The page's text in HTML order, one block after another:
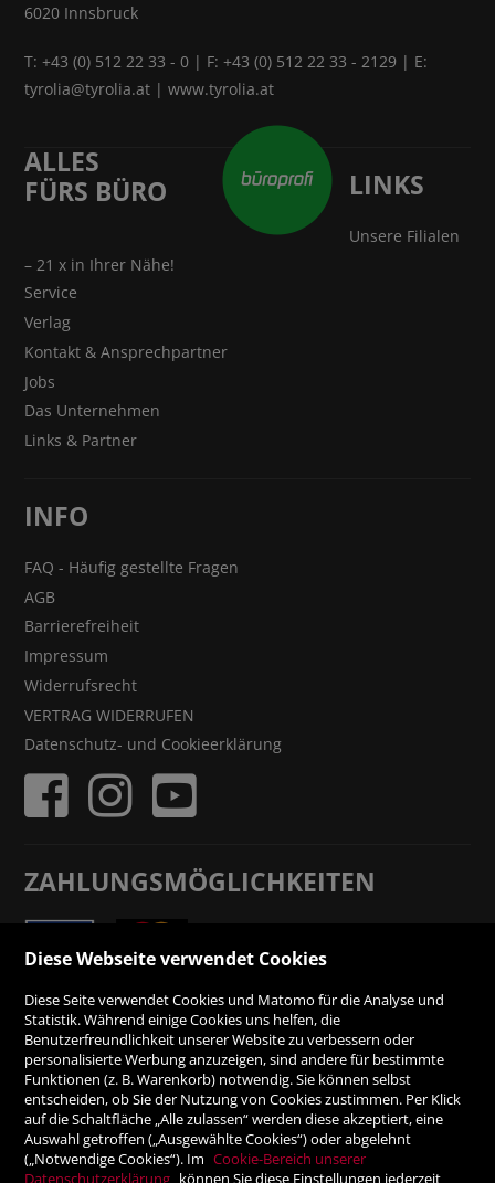
6020 Innsbruck
T:+43 (0) 512 22 33 - 0 | F: +43 (0) 512 22 33 - 2129 | E:
tyrolia@tyrolia.at |www.tyrolia.at
ALLES
FÜRS BÜRO
LINKS
Unsere Filialen
– 21 x in Ihrer Nähe!
Service
Verlag
Kontakt & Ansprechpartner
Jobs
Das Unternehmen
Links & Partner
INFO
FAQ - Häufig gestellte Fragen
AGB
Barrierefreiheit
Impressum
Widerrufsrecht
VERTRAG WIDERRUFEN
Datenschutz- und Cookieerklärung
ZAHLUNGSMÖGLICHKEITEN
Vorauskasse
SICHER ONLINE SHOPPEN!
Diese Webseite verwendet Cookies
Diese Seite verwendet Cookies und Matomo für die Analyse und
Statistik. Während einige Cookies uns helfen, die
Benutzerfreundlichkeit unserer Website zu verbessern oder
personalisierte Werbung anzuzeigen, sind andere für bestimmte
Funktionen (z. B. Warenkorb) notwendig. Sie können selbst
entscheiden, ob Sie der Nutzung von Cookies zustimmen. Per Klick
auf die Schaltfläche „Alle zulassen“ werden diese akzeptiert, eine
Auswahl getroffen („Ausgewählte Cookies“) oder abgelehnt
(„Notwendige Cookies“). Im Cookie-Bereich unserer
Datenschutzerklärung können Sie diese Einstellungen jederzeit